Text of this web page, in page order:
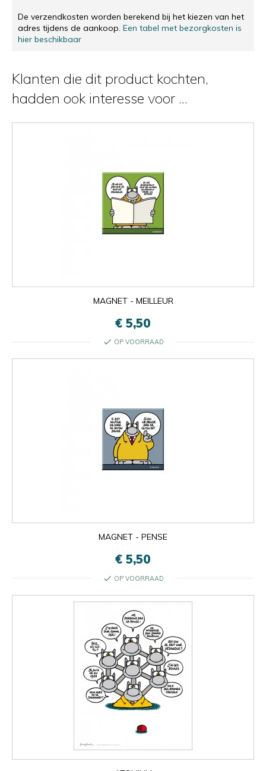
De verzendkosten worden berekend bij het kiezen van het
adres tijdens de aankoop. Een tabel met bezorgkosten is
hier beschikbaar
Klanten die dit product kochten,
hadden ook interesse voor ...
MAGNET - MEILLEUR
€ 5,50
check OP VOORRAAD
MAGNET - PENSE
€ 5,50
check OP VOORRAAD